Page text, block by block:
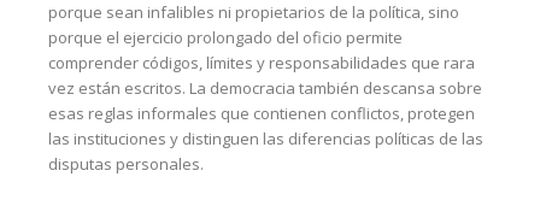
porque sean infalibles ni propietarios de la política, sino
porque el ejercicio prolongado del oficio permite
comprender códigos, límites y responsabilidades que rara
vez están escritos. La democracia también descansa sobre
esas reglas informales que contienen conflictos, protegen
las instituciones y distinguen las diferencias políticas de las
disputas personales.